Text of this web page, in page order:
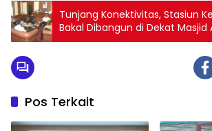
Tunjang Konektivitas, Stasiun
Bakal Dibangun di Dekat Masjid
Stadion GBLA
Pos Terkait